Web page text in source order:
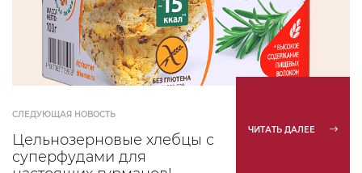
СЛЕДУЮЩАЯ НОВОСТЬ
Цельнозерновые хлебцы с
суперфудами для
ЧИТАТЬ ДАЛЕЕ